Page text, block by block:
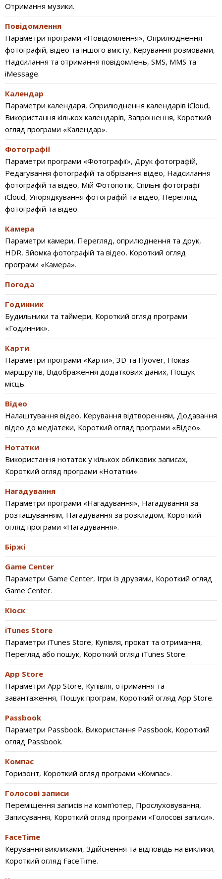
Отримання музики.
Повідомлення
Параметри програми «Повідомлення», Оприлюднення
фотографій, відео та іншого вмісту, Керування розмовами,
Надсилання та отримання повідомлень, SMS, MMS та
iMessage.
Календар
Параметри календаря, Оприлюднення календарів iCloud,
Використання кількох календарів, Запрошення, Короткий
огляд програми «Календар».
Фотографії
Параметри програми «Фотографії», Друк фотографій,
Редагування фотографій та обрізання відео, Надсилання
фотографій та відео, Мій Фотопотік, Спільні фотографії
iCloud, Упорядкування фотографій та відео, Перегляд
фотографій та відео.
Камера
Параметри камери, Перегляд, оприлюднення та друк,
HDR, Зйомка фотографій та відео, Короткий огляд
програми «Камера».
Погода
Годинник
Будильники та таймери, Короткий огляд програми
«Годинник».
Карти
Параметри програми «Карти», 3D та Flyover, Показ
маршрутів, Відображення додаткових даних, Пошук
місць.
Відео
Налаштування відео, Керування відтворенням, Додавання
відео до медіатеки, Короткий огляд програми «Відео».
Нотатки
Використання нотаток у кількох облікових записах,
Короткий огляд програми «Нотатки».
Нагадування
Параметри програми «Нагадування», Нагадування за
розташуванням, Нагадування за розкладом, Короткий
огляд програми «Нагадування».
Біржі
Game Center
Параметри Game Center, Ігри із друзями, Короткий огляд
Game Center.
Кіоск
iTunes Store
Параметри iTunes Store, Купівля, прокат та отримання,
Перегляд або пошук, Короткий огляд iTunes Store.
App Store
Параметри App Store, Купівля, отримання та
завантаження, Пошук програм, Короткий огляд App Store.
Passbook
Параметри Passbook, Використання Passbook, Короткий
огляд Passbook.
Компас
Горизонт, Короткий огляд програми «Компас».
Голосові записи
Переміщення записів на комп’ютер, Прослуховування,
Записування, Короткий огляд програми «Голосові записи».
FaceTime
Керування викликами, Здійснення та відповідь на виклики,
Короткий огляд FaceTime.